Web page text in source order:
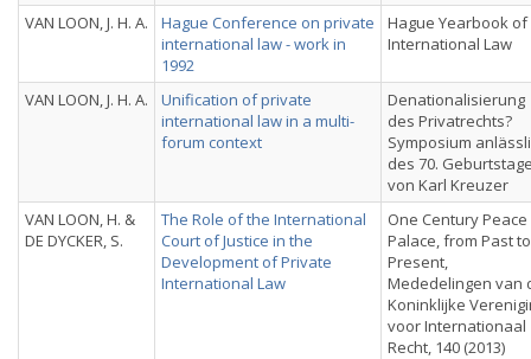
VAN LOON, J. H. A.
Hague Conference on private
international law - work in
1992
Hague Yearbook of
International Law
VAN LOON, J. H. A.
Unification of private
international law in a multi-
forum context
Denationalisierung
des Privatrechts?
Symposium
des 70.
von Karl Kreuzer
VAN LOON, H. &
DE DYCKER, S.
The Role of the International
Court of Justice in the
Development of Private
International Law
One Century Peace
Palace, from Past to
Present,
Mededelingen van
Koninklijke
voor Internationaal
Recht, 140 (2013)